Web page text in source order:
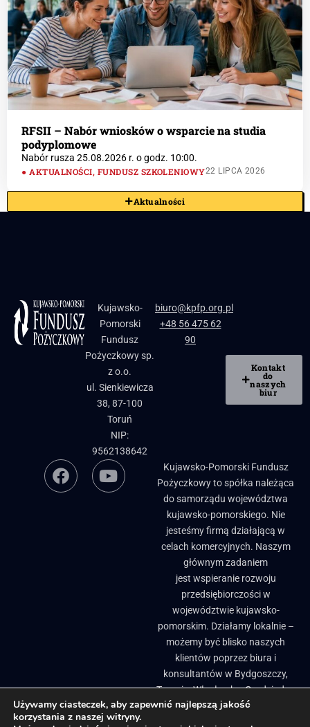
RFSII – Nabór wniosków o wsparcie na studia
podyplomowe
Nabór rusza 25.08.2026 r. o godz. 10:00.
AKTUALNOŚCI, FUNDUSZ SZKOLENIOWY22 LIPCA 2026
Aktualności
Kujawsko-
Pomorski
Fundusz
Pożyczkowy sp.
z o.o.
ul. Sienkiewicza
38, 87-100
Toruń
NIP:
9562138642
biuro@kpfp.org.pl
+48 56 475 62
90
Kontakt
do
naszych
biur
Kujawsko-Pomorski Fundusz
Pożyczkowy to spółka należąca
do samorządu województwa
kujawsko-pomorskiego. Nie
jesteśmy firmą działającą w
celach komercyjnych. Naszym
głównym zadaniem
jest wspieranie rozwoju
przedsiębiorczości w
województwie kujawsko-
pomorskim. Działamy lokalnie –
możemy być blisko naszych
klientów poprzez biura i
konsultantów w Bydgoszczy,
Toruniu, Włocławku, Grudziądzu
i Brodnicy. ​
Używamy ciasteczek, aby zapewnić najlepszą jakość
korzystania z naszej witryny.